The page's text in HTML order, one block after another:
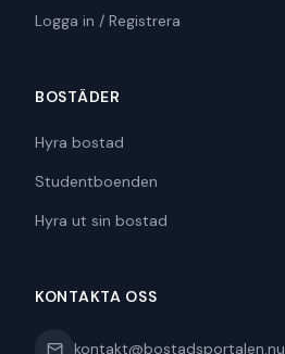
Logga in / Registrera
BOSTÄDER
Hyra bostad
Studentboenden
Hyra ut sin bostad
KONTAKTA OSS
kontakt@bostadsportalen.nu